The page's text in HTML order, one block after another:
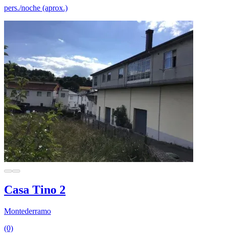
pers./noche (aprox.)
Casa Tino 2
Montederramo
(0)